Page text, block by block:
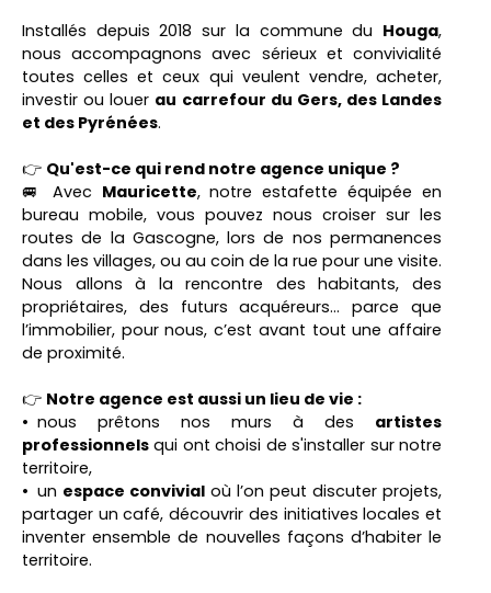
Installés depuis 2018 sur la commune du Houga,
nous accompagnons avec sérieux et convivialité
toutes celles et ceux qui veulent vendre, acheter,
investir ou louer au carrefour du Gers, des Landes
et des Pyrénées.
👉 Qu'est-ce qui rend notre agence unique ?
🚐 Avec Mauricette, notre estafette équipée en
bureau mobile, vous pouvez nous croiser sur les
routes de la Gascogne, lors de nos permanences
dans les villages, ou au coin de la rue pour une visite.
Nous allons à la rencontre des habitants, des
propriétaires, des futurs acquéreurs… parce que
l’immobilier, pour nous, c’est avant tout une affaire
de proximité.
👉 Notre agence est aussi un lieu de vie :
nous prêtons nos murs à des artistes
professionnels qui ont choisi de s'installer sur notre
territoire,
un espace convivial où l’on peut discuter projets,
partager un café, découvrir des initiatives locales et
inventer ensemble de nouvelles façons d’habiter le
territoire.